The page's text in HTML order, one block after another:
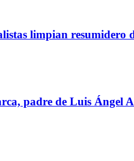
limpian resumidero
padre de Luis Ángel